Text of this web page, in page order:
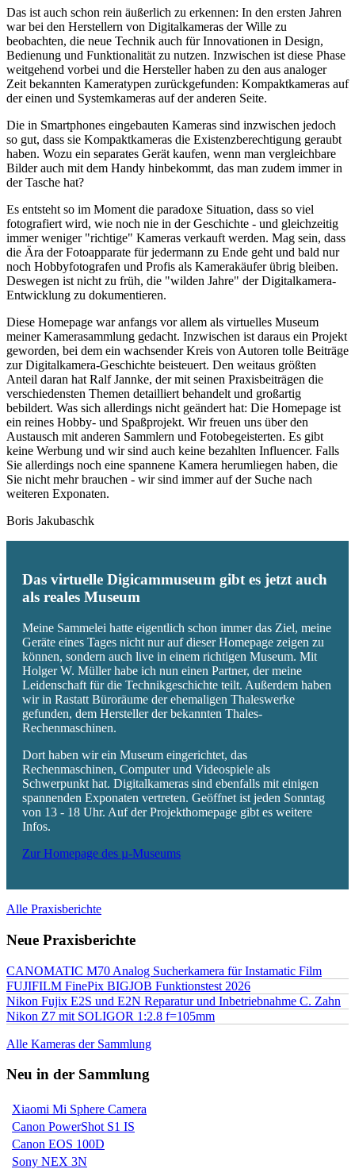
Das ist auch schon rein äußerlich zu erkennen: In den ersten Jahren
war bei den Herstellern von Digitalkameras der Wille zu
beobachten, die neue Technik auch für Innovationen in Design,
Bedienung und Funktionalität zu nutzen. Inzwischen ist diese Phase
weitgehend vorbei und die Hersteller haben zu den aus analoger
Zeit bekannten Kameratypen zurückgefunden: Kompaktkameras auf
der einen und Systemkameras auf der anderen Seite.
Die in Smartphones eingebauten Kameras sind inzwischen jedoch
so gut, dass sie Kompaktkameras die Existenzberechtigung geraubt
haben. Wozu ein separates Gerät kaufen, wenn man vergleichbare
Bilder auch mit dem Handy hinbekommt, das man zudem immer in
der Tasche hat?
Es entsteht so im Moment die paradoxe Situation, dass so viel
fotografiert wird, wie noch nie in der Geschichte - und gleichzeitig
immer weniger "richtige" Kameras verkauft werden. Mag sein, dass
die Ära der Fotoapparate für jedermann zu Ende geht und bald nur
noch Hobbyfotografen und Profis als Kamerakäufer übrig bleiben.
Deswegen ist nicht zu früh, die "wilden Jahre" der Digitalkamera-
Entwicklung zu dokumentieren.
Diese Homepage war anfangs vor allem als virtuelles Museum
meiner Kamerasammlung gedacht. Inzwischen ist daraus ein Projekt
geworden, bei dem ein wachsender Kreis von Autoren tolle Beiträge
zur Digitalkamera-Geschichte beisteuert. Den weitaus größten
Anteil daran hat Ralf Jannke, der mit seinen Praxisbeiträgen die
verschiedensten Themen detailliert behandelt und großartig
bebildert. Was sich allerdings nicht geändert hat: Die Homepage ist
ein reines Hobby- und Spaßprojekt. Wir freuen uns über den
Austausch mit anderen Sammlern und Fotobegeisterten. Es gibt
keine Werbung und wir sind auch keine bezahlten Influencer. Falls
Sie allerdings noch eine spannene Kamera herumliegen haben, die
Sie nicht mehr brauchen - wir sind immer auf der Suche nach
weiteren Exponaten.
Boris Jakubaschk
Das virtuelle Digicammuseum gibt es jetzt auch
als reales Museum
Meine Sammelei hatte eigentlich schon immer das Ziel, meine
Geräte eines Tages nicht nur auf dieser Homepage zeigen zu
können, sondern auch live in einem richtigen Museum. Mit
Holger W. Müller habe ich nun einen Partner, der meine
Leidenschaft für die Technikgeschichte teilt. Außerdem haben
wir in Rastatt Büroräume der ehemaligen Thaleswerke
gefunden, dem Hersteller der bekannten Thales-
Rechenmaschinen.
Dort haben wir ein Museum eingerichtet, das
Rechenmaschinen, Computer und Videospiele als
Schwerpunkt hat. Digitalkameras sind ebenfalls mit einigen
spannenden Exponaten vertreten. Geöffnet ist jeden Sonntag
von 13 - 18 Uhr. Auf der Projekthomepage gibt es weitere
Infos.
Zur Homepage des µ-Museums
Alle Praxisberichte
Neue Praxisberichte
CANOMATIC M70 Analog Sucherkamera für Instamatic Film
FUJIFILM FinePix BIGJOB Funktionstest 2026
Nikon Fujix E2S und E2N Reparatur und Inbetriebnahme C. Zahn
Nikon Z7 mit SOLIGOR 1:2.8 f=105mm
Alle Kameras der Sammlung
Neu in der Sammlung
Xiaomi Mi Sphere Camera
Canon PowerShot S1 IS
Canon EOS 100D
Sony NEX 3N